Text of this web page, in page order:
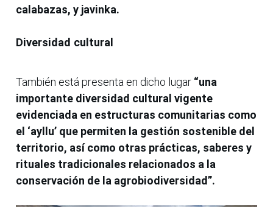
calabazas, y javinka.
Diversidad cultural
También está presenta en dicho lugar “una
importante diversidad cultural vigente
evidenciada en estructuras comunitarias como
el ‘ayllu’ que permiten la gestión sostenible del
territorio, así como otras prácticas, saberes y
rituales tradicionales relacionados a la
conservación de la agrobiodiversidad”.